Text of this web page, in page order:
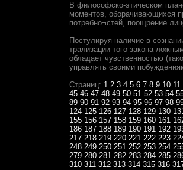
В философско-этическом
моментов, оборачивающихся
потребно¬стей, поощрение
Постулируя наличие в
трализации того закона
обладает чувственностью
управлять своими
Страниц: 1 2 3 4 5 6 7 8 9 10 11
45 46 47 48 49 50 51 52 53 54
89 90 91 92 93 94 95 96 97 98
124 125 126 127 128 129 130
155 156 157 158 159 160 161
186 187 188 189 190 191 192
217 218 219 220 221 222 223
248 249 250 251 252 253 254
279 280 281 282 283 284 285
310 311 312 313 314 315 316